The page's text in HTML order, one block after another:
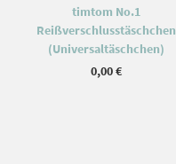
timtom No.1
Reißverschlusstäschchen
(Universaltäschchen)
0,00€